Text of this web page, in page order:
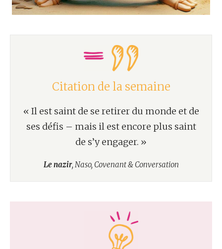
Citation de la semaine
« Il est saint de se retirer du monde et de
ses défis – mais il est encore plus saint
de s’y engager. »
Le nazir, Naso, Covenant & Conversation